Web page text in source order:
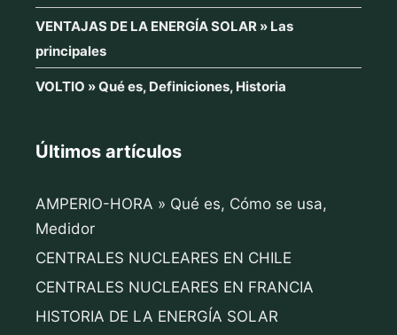
VENTAJAS DE LA ENERGÍA SOLAR » Las
principales
VOLTIO » Qué es, Definiciones, Historia
Últimos artículos
AMPERIO-HORA » Qué es, Cómo se usa,
Medidor
CENTRALES NUCLEARES EN CHILE
CENTRALES NUCLEARES EN FRANCIA
HISTORIA DE LA ENERGÍA SOLAR